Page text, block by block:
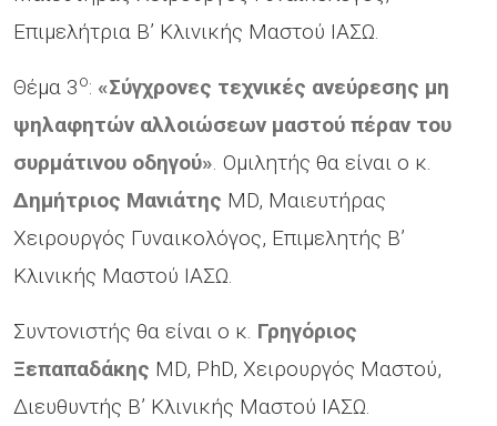
Επιμελήτρια Β’ Κλινικής Μαστού ΙΑΣΩ.
Θέμα 3ο: «Σύγχρονες τεχνικές ανεύρεσης μη
ψηλαφητών αλλοιώσεων μαστού πέραν του
συρμάτινου οδηγού». Ομιλητής θα είναι ο κ.
Δημήτριος Μανιάτης MD, Μαιευτήρας
Χειρουργός Γυναικολόγος, Επιμελητής Β’
Κλινικής Μαστού ΙΑΣΩ.
Συντονιστής θα είναι ο κ. Γρηγόριος
Ξεπαπαδάκης MD, PhD, Χειρουργός Μαστού,
Διευθυντής Β’ Κλινικής Μαστού ΙΑΣΩ.